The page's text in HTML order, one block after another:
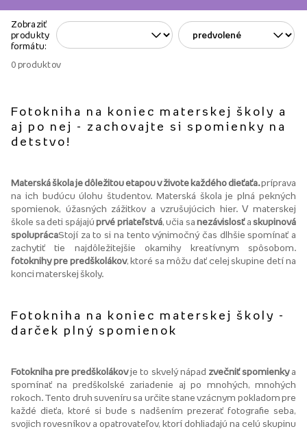
Zobraziť
produkty
formátu:
0 produktov
Fotokniha na koniec materskej školy a
aj po nej - zachovajte si spomienky na
detstvo!
Materská škola je dôležitou etapou v živote každého dieťaťa.príprava
na ich budúcu úlohu študentov. Materská škola je plná pekných
spomienok, úžasných zážitkov a vzrušujúcich hier. V materskej
škole sa deti spájajú prvé priateľstvá, učia sa nezávislosťa skupinová
spoluprácaStojí za to si na tento výnimočný čas dlhšie spomínať a
zachytiť tie najdôležitejšie okamihy kreatívnym spôsobom.
fotoknihy pre predškolákov, ktoré sa môžu dať celej skupine detí na
konci materskej školy.
Fotokniha na koniec materskej školy -
darček plný spomienok
Fotokniha pre predškolákovje to skvelý nápad zvečniť spomienkya
spomínať na predškolské zariadenie aj po mnohých, mnohých
rokoch. Tento druh suveníru sa určite stane vzácnym pokladom pre
každé dieťa, ktoré si bude s nadšením prezerať fotografie seba,
svojich rovesníkov a opatrovateľov, ktorí dohliadajú na celú skupinu